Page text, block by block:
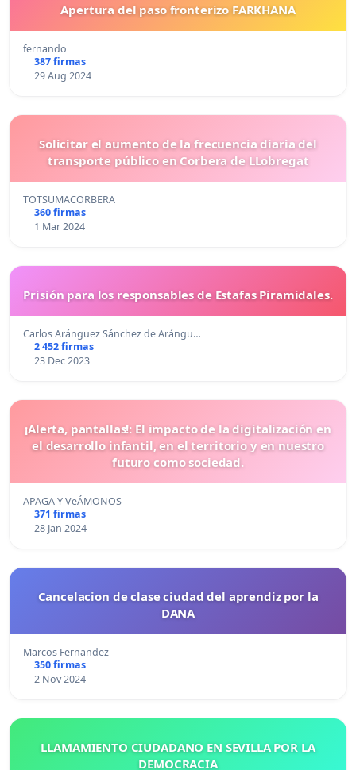
Apertura del paso fronterizo FARKHANA
fernando
387 firmas
29 Aug 2024
Solicitar el aumento de la frecuencia diaria del
transporte público en Corbera de LLobregat
TOTSUMACORBERA
360 firmas
1 Mar 2024
Prisión para los responsables de Estafas Piramidales.
Carlos Aránguez Sánchez de Arángu…
2 452 firmas
23 Dec 2023
¡Alerta, pantallas!: El impacto de la digitalización en
el desarrollo infantil, en el territorio y en nuestro
futuro como sociedad.
APAGA Y VeÁMONOS
371 firmas
28 Jan 2024
Cancelacion de clase ciudad del aprendiz por la
DANA
Marcos Fernandez
350 firmas
2 Nov 2024
LLAMAMIENTO CIUDADANO EN SEVILLA POR LA
DEMOCRACIA